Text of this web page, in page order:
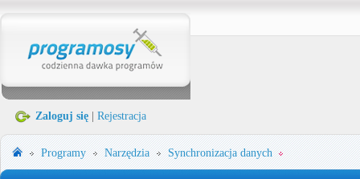
Zaloguj się Rejestracja
Programy Narzędzia Synchronizacja danych